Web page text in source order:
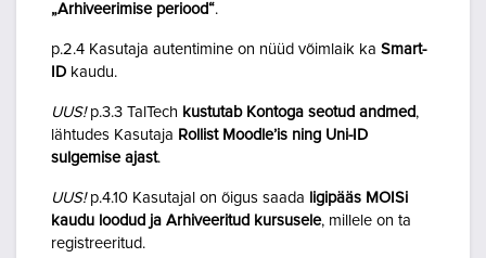
„Arhiveerimise periood“.
p.2.4 Kasutaja autentimine on nüüd võimlaik ka Smart-
ID kaudu.
UUS!p.3.3 TalTech kustutab Kontoga seotud andmed,
lähtudes Kasutaja Rollist Moodle’is ning Uni-ID
sulgemise ajast.
UUS!p.4.10 Kasutajal on õigus saada ligipääs MOISi
kaudu loodud ja Arhiveeritud kursusele, millele on ta
registreeritud.